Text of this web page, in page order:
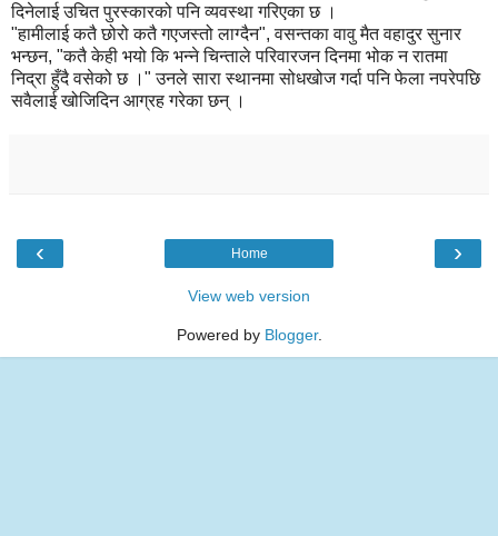
दिनेलाई उचित पुरस्कारको पनि व्यवस्था गरिएका छ ।
"हामीलाई कतै छोरो कतै गएजस्तो लाग्दैन", वसन्तका वावु मैत वहादुर सुनार
भन्छन, "कतै केही भयो कि भन्ने चिन्ताले परिवारजन दिनमा भोक न रातमा
निद्रा हुँदै वसेको छ ।" उनले सारा स्थानमा सोधखोज गर्दा पनि फेला नपरेपछि
सवैलाई खोजिदिन आग्रह गरेका छन् ।
‹ ›
Home
View web version
Powered by Blogger.